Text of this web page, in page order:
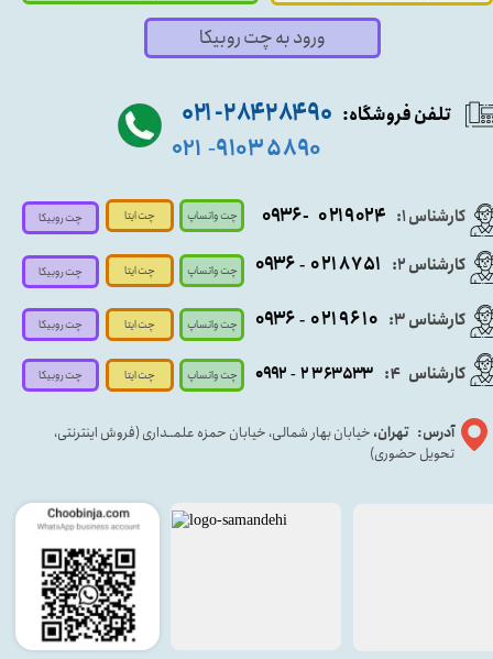
کارشناس ۱: ۰۲۱۹۰۲۴ - ۰۹۳۶
آدرس: تهران، خیابان بهار شمالی، خیابان حمزه علمــداری (فروش اینترنتی،
تحویل حضوری)
تلفن فروشگاه: ۹۰ ۲۸۴ ۲۸۴- ۰۲۱
۵۸۹۰ ۹۱۰۳ -۰۲۱
کارشناس ۳: ۰۲۱۹۶۱۰ -۰۹۳۶
کارشناس ۲: ۰۲۱۸۷۵۱ - ۰۹۳۶
ورود به چت روبیکا
کارشناس 4
: ۲۳۶۳۵۳۳ - ۰۹۹۲
چت واتساپ
چت واتساپ
چت واتساپ
چت واتساپ
چت ایتا
چت ایتا
چت ایتا
چت ایتا
چت روبیکا
چت روبیکا
چت روبیکا
چت روبیکا